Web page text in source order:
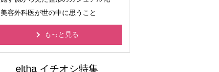
美容外科医が世の中に思うこと
もっと見る